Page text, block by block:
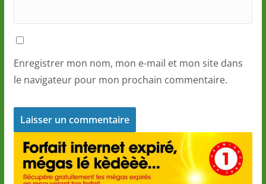
Enregistrer mon nom, mon e-mail et mon site dans
le navigateur pour mon prochain commentaire.